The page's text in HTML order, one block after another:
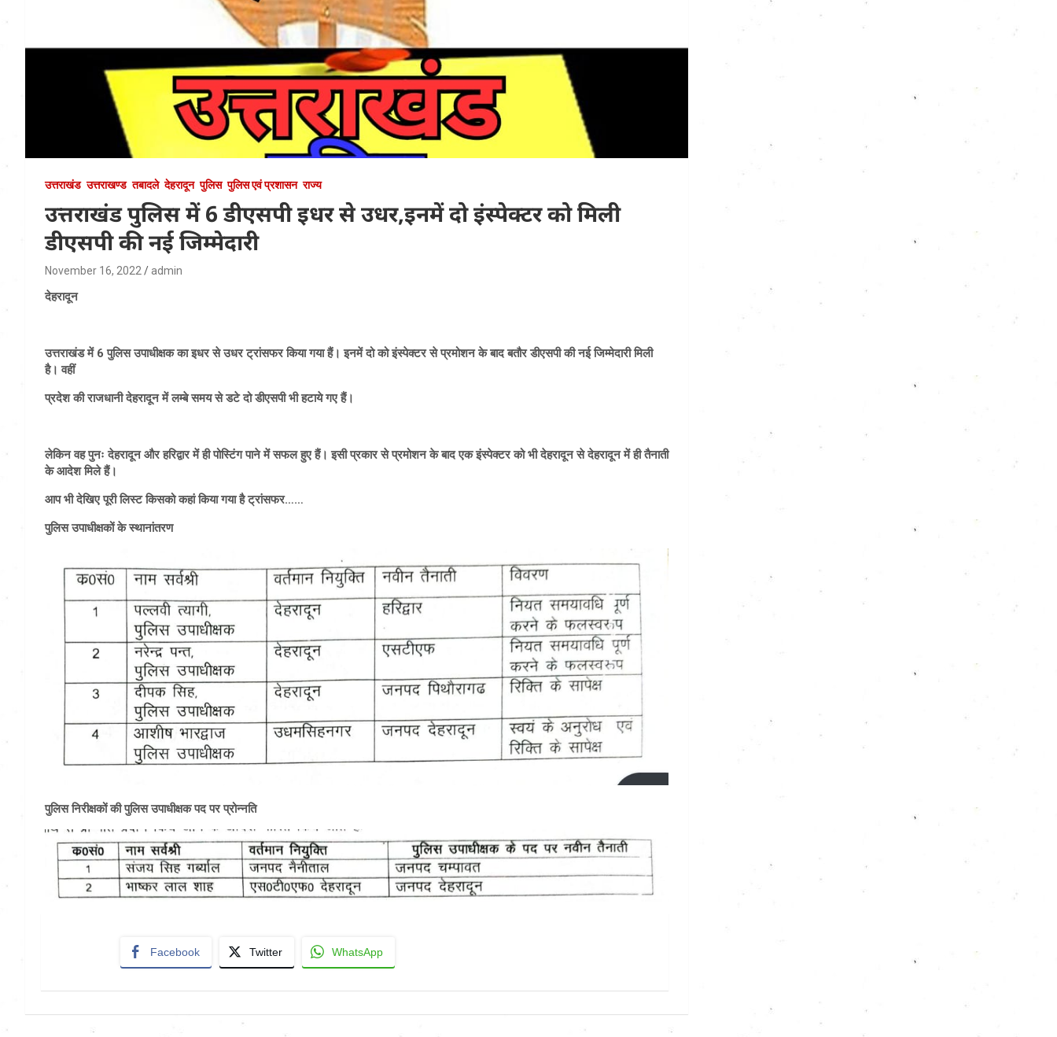
उत्तराखंड उत्तराखण्ड तबादले देहरादून पुलिस पुलिस एवं प्रशासन राज्य
उत्तराखंड पुलिस में 6 डीएसपी इधर से उधर,इनमें दो इंस्पेक्टर को मिली
डीएसपी की नई जिम्मेदारी
November 16, 2022 admin
देहरादून
उत्तराखंड में 6 पुलिस उपाधीक्षक का इधर से उधर ट्रांसफर किया गया हैं। इनमें दो को इंस्पेक्टर से प्रमोशन के बाद बतौर डीएसपी की नई जिम्मेदारी मिली
है। वहीं
प्रदेश की राजधानी देहरादून में लम्बे समय से डटे दो डीएसपी भी हटाये गए हैं।
लेकिन वह पुनः देहरादून और हरिद्वार में ही पोस्टिंग पाने में सफल हुए हैं। इसी प्रकार से प्रमोशन के बाद एक इंस्पेक्टर को भी देहरादून से देहरादून में ही तैनाती
के आदेश मिले हैं।
आप भी देखिए पूरी लिस्ट किसको कहां किया गया है ट्रांसफर……
पुलिस उपाधीक्षकों के स्थानांतरण
पुलिस निरीक्षकों की पुलिस उपाधीक्षक पद पर प्रोन्नति
Facebook Twitter WhatsApp